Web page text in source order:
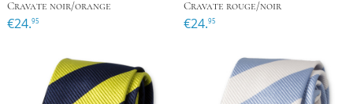
Cravate noir/orange
€24.95
Cravate rouge/noir
€24.95